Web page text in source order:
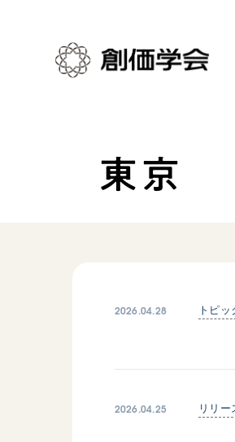
創価学会とは
東京
2026.04.28 トピッ
2026.04.25 リリー